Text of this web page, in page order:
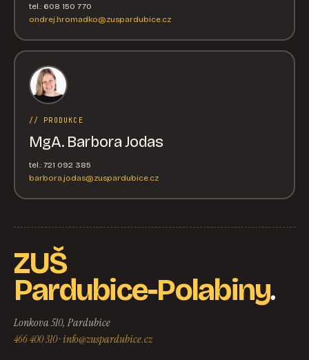
tel.: 608 150 770
ondrej.hromadko@zuspardubice.cz
// PRODUKCE
MgA. Barbora Jodas
tel.: 721 092 385
barbora.jodas@zuspardubice.cz
ZUŠ
Pardubice-Polabiny.
Lonkova 510, Pardubice
466 400 310·info@zuspardubice.cz